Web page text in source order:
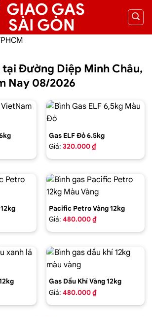
Đường Diệp Minh Châu,
Nay 08/2026
Gas ELF Đỏ 6.5kg
Giá: 320.000 ₫
Pacific Petro Vàng 12kg
Giá: 480.000 ₫
Gas Dầu Khí Vàng 12kg
Giá: 480.000 ₫